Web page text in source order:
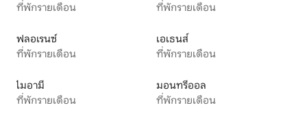
ที่พักรายเดือน
ที่พักรายเดือน
ฟลอเรนซ์
ที่พักรายเดือน
เอเธนส์
ที่พักรายเดือน
ไมอามี
ที่พักรายเดือน
มอนทรีออล
ที่พักรายเดือน